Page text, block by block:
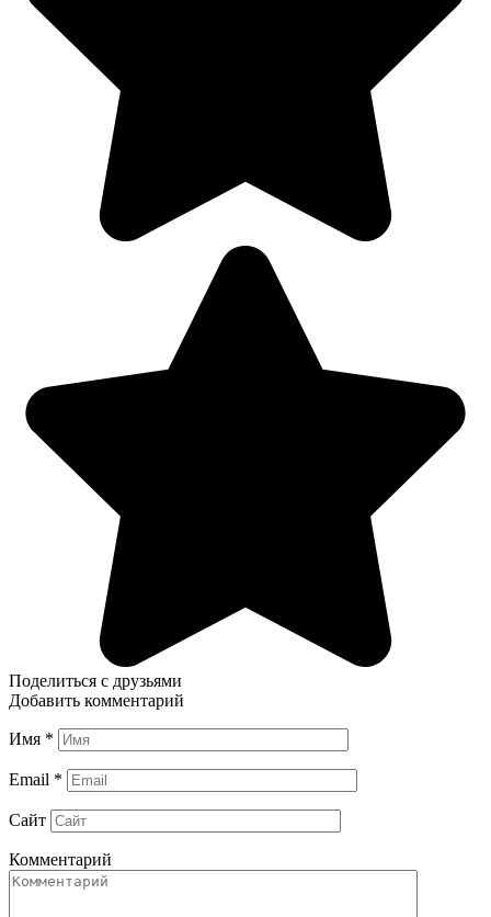
Поделиться с друзьями
Добавить комментарий
Имя *
Email *
Сайт
Комментарий